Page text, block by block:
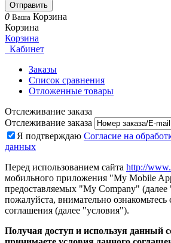
Отправить
0 Ваша Корзина
Корзина
Корзина
Кабинет
Заказы
Список сравнения
Отложенные товары
Отслеживание заказа
Отслеживание заказа
Я подтверждаю Согласие на
данных
Перед использованием сайта http://
мобильного приложения "My Mobile
предоставляемых "My Company"
пожалуйста, внимательно ознакомьтесь
соглашения (далее "условия").
Получая доступ и используя данный